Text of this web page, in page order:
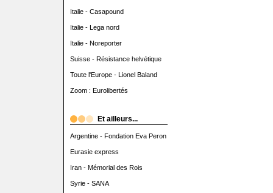
Italie - Casapound
Italie - Lega nord
Italie - Noreporter
Suisse - Résistance helvétique
Toute l'Europe - Lionel Baland
Zoom : Eurolibertés
Et ailleurs...
Argentine - Fondation Eva Peron
Eurasie express
Iran - Mémorial des Rois
Syrie - SANA